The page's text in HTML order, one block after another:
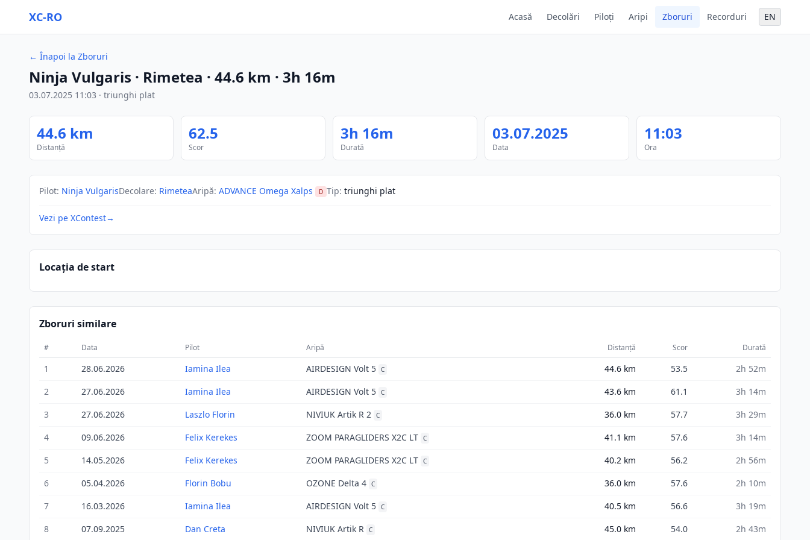
XC-RO Acasă Decolări Piloți Aripi Zboruri Recorduri EN
← Înapoi la Zboruri
Ninja Vulgaris · Rimetea · 44.6 km · 3h 16m
03.07.2025 11:03 · triunghi plat
44.6 km
Distanță
62.5
Scor
3h 16m
Durată
03.07.2025
Data
11:03
Ora
Pilot: Ninja VulgarisDecolare: RimeteaAripă: ADVANCE Omega Xalps D Tip: triunghi plat
Vezi pe XContest→
Locația de start
Zboruri similare
# Data Pilot Aripă Distanță Scor Durată
1 28.06.2026 Iamina Ilea AIRDESIGN Volt 5 C 44.6 km 53.5
2h 52m
2
27.06.2026 Iamina Ilea AIRDESIGN Volt 5 C 43.6 km 61.1
3h 14m
3
27.06.2026 Laszlo Florin NIVIUK Artik R 2 C 36.0 km 57.7
3h 29m
4
09.06.2026 Felix Kerekes ZOOM PARAGLIDERS X2C LT C 41.1 km 57.6
3h 14m
5
14.05.2026 Felix Kerekes ZOOM PARAGLIDERS X2C LT C 40.2 km 56.2
2h 56m
6
05.04.2026 Florin Bobu OZONE Delta 4 C 36.0 km 57.6
2h 10m
7
16.03.2026 Iamina Ilea AIRDESIGN Volt 5 C 40.5 km 56.6
3h 19m
8
07.09.2025 Dan Creta NIVIUK Artik R C 45.0 km 54.0 2h 43m